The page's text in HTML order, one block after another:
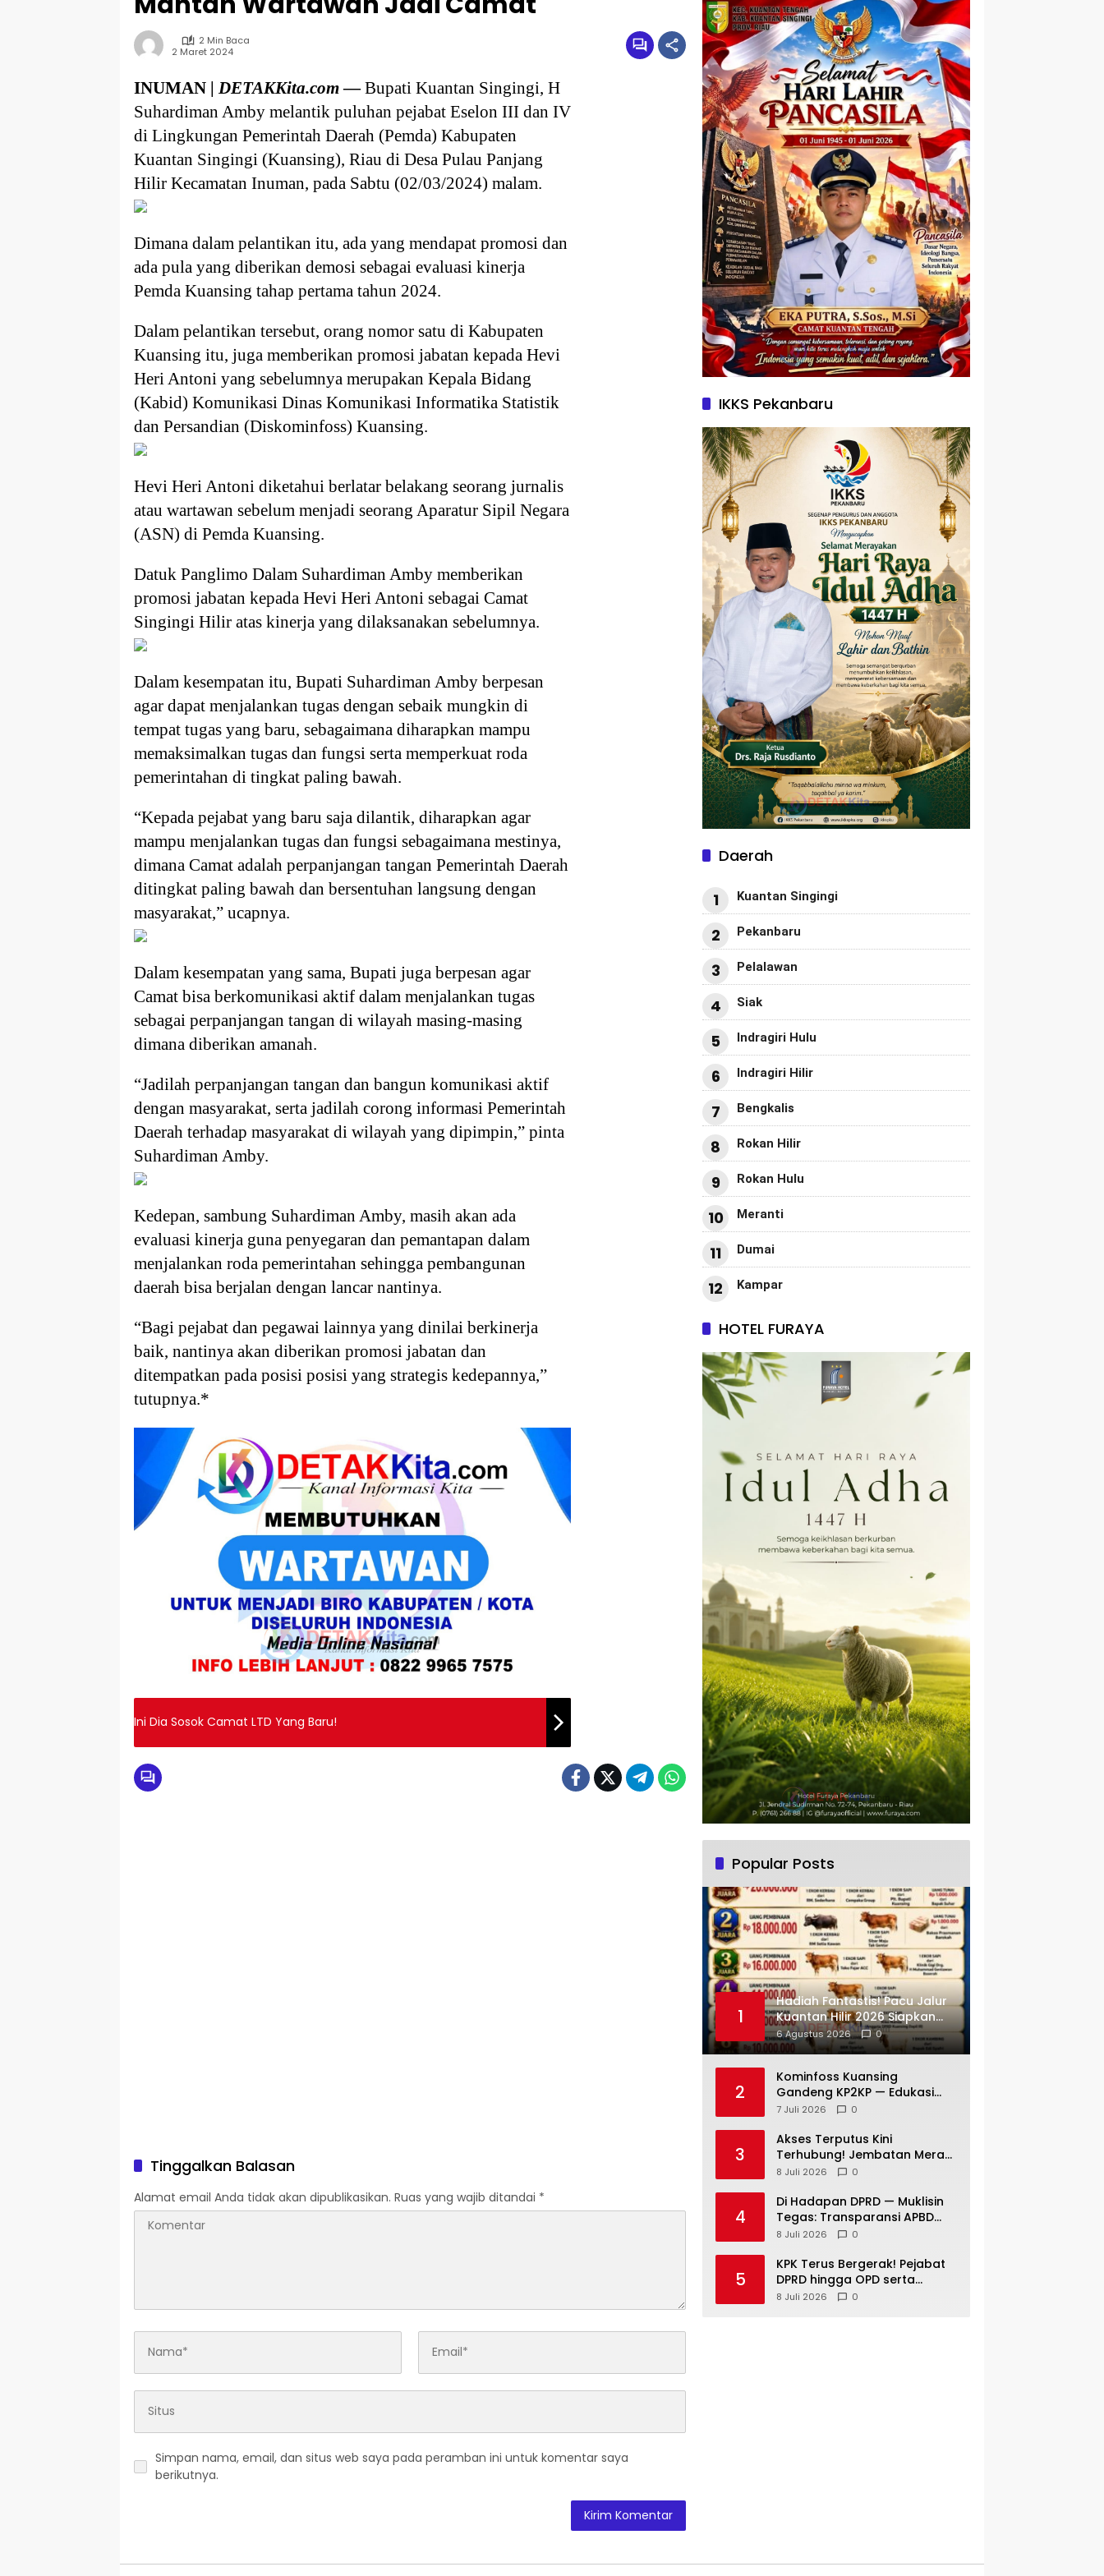
2 Min Baca
2 Maret 2024
INUMAN | DETAKKita.com—Bupati Kuantan Singingi, H
Suhardiman Amby melantik puluhan pejabat Eselon III dan IV
di Lingkungan Pemerintah Daerah (Pemda) Kabupaten
Kuantan Singingi (Kuansing), Riau di Desa Pulau Panjang
Hilir Kecamatan Inuman, pada Sabtu (02/03/2024) malam.
Dimana dalam pelantikan itu, ada yang mendapat promosi dan
ada pula yang diberikan demosi sebagai evaluasi kinerja
Pemda Kuansing tahap pertama tahun 2024.
Dalam pelantikan tersebut, orang nomor satu di Kabupaten
Kuansing itu, juga memberikan promosi jabatan kepada Hevi
Heri Antoni yang sebelumnya merupakan Kepala Bidang
(Kabid) Komunikasi Dinas Komunikasi Informatika Statistik
dan Persandian (Diskominfoss) Kuansing.
Hevi Heri Antoni diketahui berlatar belakang seorang jurnalis
atau wartawan sebelum menjadi seorang Aparatur Sipil Negara
(ASN) di Pemda Kuansing.
Datuk Panglimo Dalam Suhardiman Amby memberikan
promosi jabatan kepada Hevi Heri Antoni sebagai Camat
Singingi Hilir atas kinerja yang dilaksanakan sebelumnya.
Dalam kesempatan itu, Bupati Suhardiman Amby berpesan
agar dapat menjalankan tugas dengan sebaik mungkin di
tempat tugas yang baru, sebagaimana diharapkan mampu
memaksimalkan tugas dan fungsi serta memperkuat roda
pemerintahan di tingkat paling bawah.
“Kepada pejabat yang baru saja dilantik, diharapkan agar
mampu menjalankan tugas dan fungsi sebagaimana mestinya,
dimana Camat adalah perpanjangan tangan Pemerintah Daerah
ditingkat paling bawah dan bersentuhan langsung dengan
masyarakat,” ucapnya.
Dalam kesempatan yang sama, Bupati juga berpesan agar
Camat bisa berkomunikasi aktif dalam menjalankan tugas
sebagai perpanjangan tangan di wilayah masing-masing
dimana diberikan amanah.
“Jadilah perpanjangan tangan dan bangun komunikasi aktif
dengan masyarakat, serta jadilah corong informasi Pemerintah
Daerah terhadap masyarakat di wilayah yang dipimpin,” pinta
Suhardiman Amby.
Kedepan, sambung Suhardiman Amby, masih akan ada
evaluasi kinerja guna penyegaran dan pemantapan dalam
menjalankan roda pemerintahan sehingga pembangunan
daerah bisa berjalan dengan lancar nantinya.
“Bagi pejabat dan pegawai lainnya yang dinilai berkinerja
baik, nantinya akan diberikan promosi jabatan dan
ditempatkan pada posisi posisi yang strategis kedepannya,”
tutupnya.*
Ini Dia Sosok Camat LTD Yang Baru!
Tinggalkan Balasan
Alamat email Anda tidak akan dipublikasikan. Ruas yang wajib ditandai *
Simpan nama, email, dan situs web saya pada peramban ini untuk komentar saya
berikutnya.
IKKS Pekanbaru
Daerah
1 Kuantan Singingi
2 Pekanbaru
3 Pelalawan
4 Siak
5 Indragiri Hulu
6 Indragiri Hilir
7 Bengkalis
8 Rokan Hilir
9 Rokan Hulu
10 Meranti
11 Dumai
12 Kampar
HOTEL FURAYA
Popular Posts
1
Hadiah Fantastis! Pacu Jalur
Kuantan Hilir 2026 Siapkan
Bonus Kerbau — Sapi —
Kambing dan Puluhan Juta
6 Agustus 2026 0
2
Kominfoss Kuansing
Gandeng KP2KP — Edukasi
Pajak Siap Menjangkau
7 Juli 2026 0
3
Akses Terputus Kini
Terhubung! Jembatan Merah
Putih Presisi di Jaya Kopah
Pembangunan Tak Sekadar
Janji
8 Juli 2026 0
4
Di Hadapan DPRD — Muklisin
Tegas: Transparansi APBD
Tak Boleh Hanya Jadi Slogan!
8 Juli 2026 0
5
KPK Terus Bergerak! Pejabat
DPRD hingga OPD serta
Camat di Kuansing Diperiksa
8 Juli 2026 0